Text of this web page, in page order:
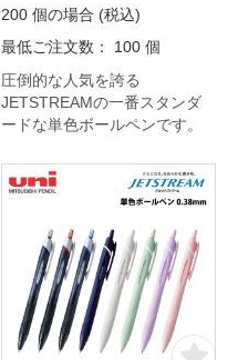
200 個の場合 (税込)
最低ご注文数： 100 個
圧倒的な人気を誇る
JETSTREAMの一番スタンダ
ードな単色ボールペンです。